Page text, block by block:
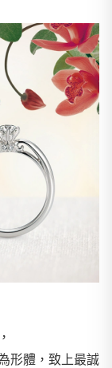
形體，致上最誠